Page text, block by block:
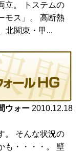
立。 トステムの
モス」。 高断熱
北関東・甲...
ウォー 2010.12.18
。 そんな状況の
も・・・・。 壁